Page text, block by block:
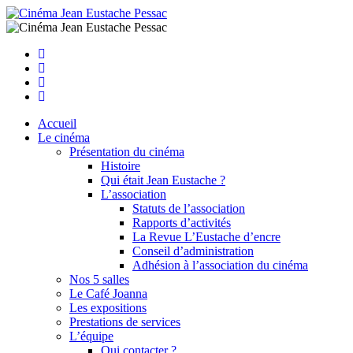
Accueil
Le cinéma
Présentation du cinéma
Histoire
Qui était Jean Eustache ?
L’association
Statuts de l’association
Rapports d’activités
La Revue L’Eustache d’encre
Conseil d’administration
Adhésion à l’association du cinéma
Nos 5 salles
Le Café Joanna
Les expositions
Prestations de services
L’équipe
Qui contacter ?